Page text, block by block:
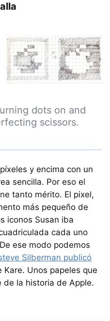
dots on and
scissors.
y encima con un
sencilla. Por eso el
tanto mérito. El pixel,
más pequeño de
iconos Susan iba
cada uno
ese modo podemos
Silberman publicó
Unos papeles que
la historia de Apple.